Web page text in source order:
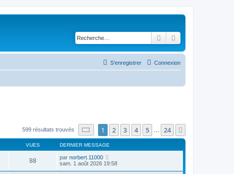
Rechercher
Connexion
S’enregistrer
599 résultats trouvés Page sur24
1 2 3 4 5 24
VUES DERNIER MESSAGE
88 par norbert.11000
sam. 1 août 2026 19:58